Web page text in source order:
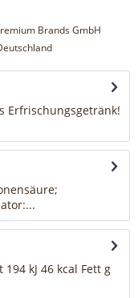
Brands GmbH
Erfrischungsgetränk!
kJ 46 kcal Fett g